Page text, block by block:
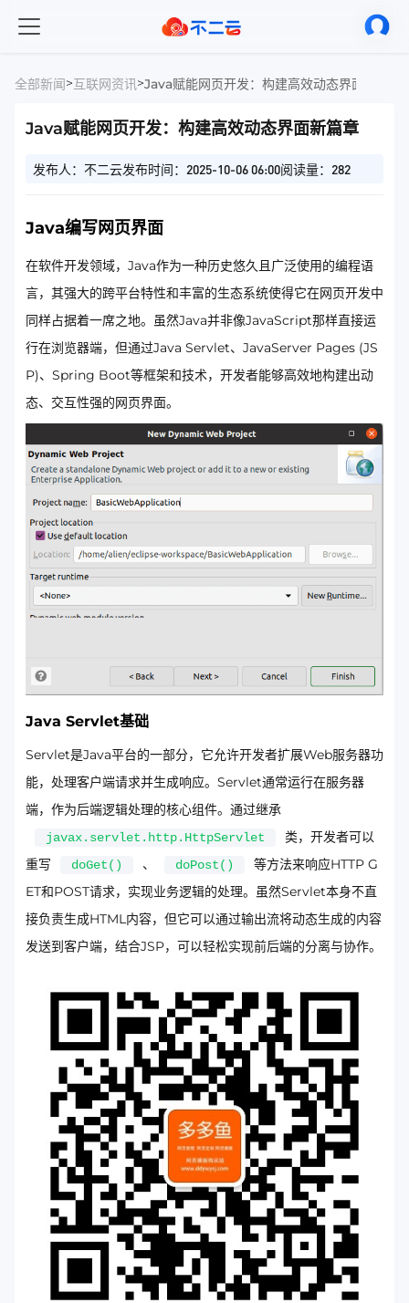
全部新闻>互联网资讯>Java赋能网页开发：构建高效动态界面新篇章
Java赋能网页开发：构建高效动态界面新篇章
发布人：不二云发布时间：2025-10-06 06:00阅读量：282
Java编写网页界面
在软件开发领域，Java作为一种历史悠久且广泛使用的编程语
言，其强大的跨平台特性和丰富的生态系统使得它在网页开发中
同样占据着一席之地。虽然Java并非像JavaScript那样直接运
行在浏览器端，但通过Java Servlet、JavaServer Pages (JS
P)、Spring Boot等框架和技术，开发者能够高效地构建出动
态、交互性强的网页界面。
Java Servlet基础
Servlet是Java平台的一部分，它允许开发者扩展Web服务器功
能，处理客户端请求并生成响应。Servlet通常运行在服务器
端，作为后端逻辑处理的核心组件。通过继承
javax.servlet.http.HttpServlet
类，开发者可以
重写
doGet() 、 doPost()
等方法来响应HTTP G
ET和POST请求，实现业务逻辑的处理。虽然Servlet本身不直
接负责生成HTML内容，但它可以通过输出流将动态生成的内容
发送到客户端，结合JSP，可以轻松实现前后端的分离与协作。